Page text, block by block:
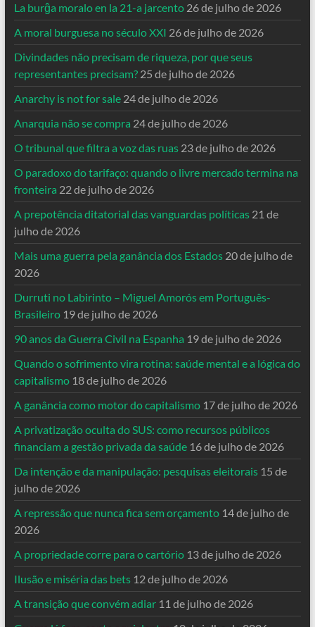
La burĝa moralo en la 21-a jarcento 26 de julho de 2026
A moral burguesa no século XXI 26 de julho de 2026
Divindades não precisam de riqueza, por que seus
representantes precisam? 25 de julho de 2026
Anarchy is not for sale 24 de julho de 2026
Anarquia não se compra 24 de julho de 2026
O tribunal que filtra a voz das ruas 23 de julho de 2026
O paradoxo do tarifaço: quando o livre mercado termina na
fronteira 22 de julho de 2026
A prepotência ditatorial das vanguardas políticas 21 de
julho de 2026
Mais uma guerra pela ganância dos Estados 20 de julho de
2026
Durruti no Labirinto – Miguel Amorós em Português-
Brasileiro 19 de julho de 2026
90 anos da Guerra Civil na Espanha 19 de julho de 2026
Quando o sofrimento vira rotina: saúde mental e a lógica do
capitalismo 18 de julho de 2026
A ganância como motor do capitalismo 17 de julho de 2026
A privatização oculta do SUS: como recursos públicos
financiam a gestão privada da saúde 16 de julho de 2026
Da intenção e da manipulação: pesquisas eleitorais 15 de
julho de 2026
A repressão que nunca fica sem orçamento 14 de julho de
2026
A propriedade corre para o cartório 13 de julho de 2026
Ilusão e miséria das bets 12 de julho de 2026
A transição que convém adiar 11 de julho de 2026